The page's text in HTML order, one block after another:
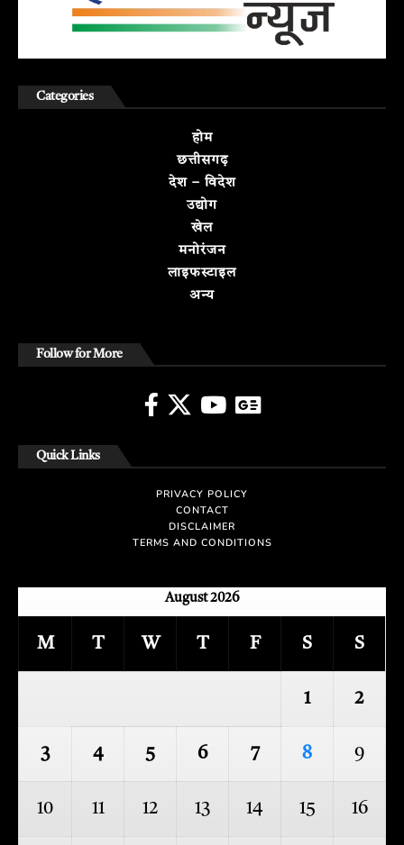
Categories
होम
छत्तीसगढ़
देश – विदेश
उद्योग
खेल
मनोरंजन
लाइफस्टाइल
अन्य
Follow for More
Quick Links
PRIVACY POLICY
CONTACT
DISCLAIMER
TERMS AND CONDITIONS
August 2026
M T W T F S S
1 2
3 4 5 6 7 8 9
10 11 12 13 14 15 16